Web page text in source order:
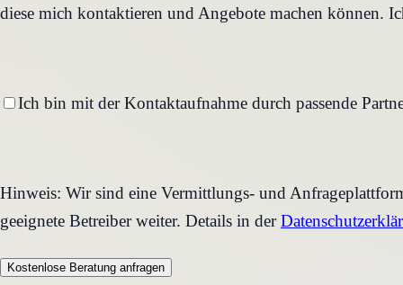
diese mich kontaktieren und Angebote machen können.
Ich bin mit der Kontaktaufnahme durch passende
Hinweis: Wir sind eine Vermittlungs- und
geeignete Betreiber weiter. Details in der
Kostenlose Beratung anfragen